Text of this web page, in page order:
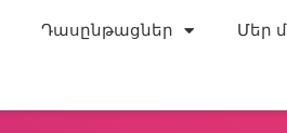
Դասընթացներ Մեր